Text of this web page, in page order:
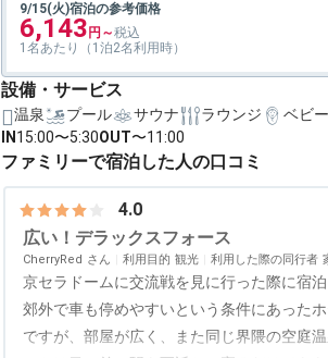
9/15(火)宿泊の参考価格
6,143
1名あたり（1泊2名利用時）
設備・サービス
温泉 プール サウナ ラウンジ ベビ
IN 15:00〜5:30OUT〜11:00
ファミリーで宿泊した人の口コミ
4.0
広い！デラックスフォース
CherryRed 利用目的 観光 利用した際の同行者
京セラドームに交流戦を見に行った際に宿
郊外で車も停めやすいという条件にあった
ですが、部屋が広く、また同じ界隈の空庭